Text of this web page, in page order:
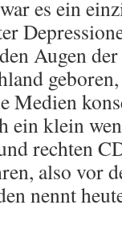
es ein
Augen
Medien
ein klein
rechten
also vor
nennt